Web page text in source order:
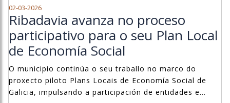
02-03-2026
Ribadavia avanza no proceso
participativo para o seu Plan Local
de Economía Social
O municipio continúa o seu traballo no marco do
proxecto piloto Plans Locais de Economía Social de
Galicia, impulsando a participación de entidades e